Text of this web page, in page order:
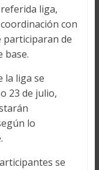
liga,
con
participaran de
base.
la liga se
23 de julio,
lo
se